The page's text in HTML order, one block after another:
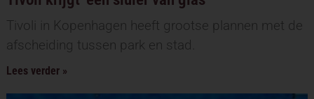
Tivoli in Kopenhagen heeft grootse plannen met de
afscheiding tussen park en stad.
Lees verder »